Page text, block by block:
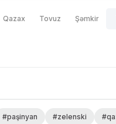
Qazax Tovuz Şəmkir
#paşinyan #zelenski